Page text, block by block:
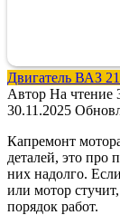
Двигатель ВАЗ
Автор На чтение
30.11.2025
Капремонт
деталей, это про
них надолго.
или мотор
порядок работ.